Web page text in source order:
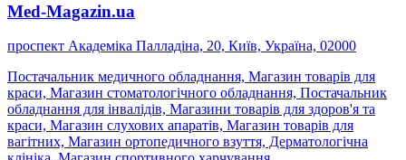
Med-Magazin.ua
проспект Академіка Палладіна, 20, Київ, Україна, 02000
Постачальник медичного обладнання, Магазин товарів для
краси, Магазин стоматологічного обладнання, Постачальник
обладнання для інвалідів, Магазини товарів для здоров'я та
краси, Магазин слухових апаратів, Магазин товарів для
вагітних, Магазин ортопедичного взуття, Дерматологічна